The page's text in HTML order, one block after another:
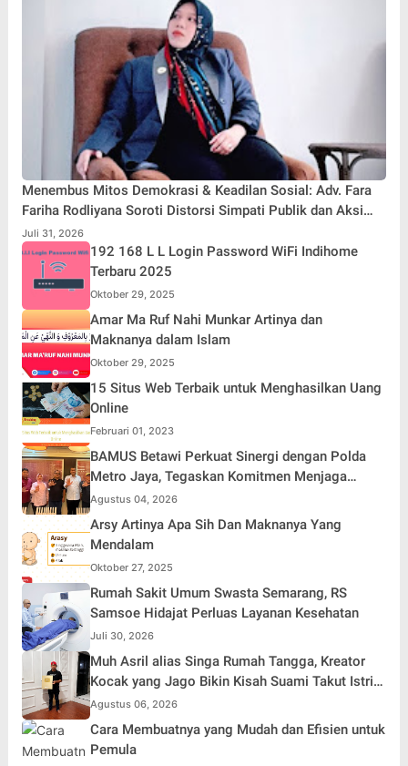
Menembus Mitos Demokrasi & Keadilan Sosial: Adv. Fara
Fariha Rodliyana Soroti Distorsi Simpati Publik dan Aksi
Main Hakim Sendiri
Juli 31, 2026
192 168 L L Login Password WiFi Indihome
Terbaru 2025
Oktober 29, 2025
Amar Ma Ruf Nahi Munkar Artinya dan
Maknanya dalam Islam
Oktober 29, 2025
15 Situs Web Terbaik untuk Menghasilkan Uang
Online
Februari 01, 2023
BAMUS Betawi Perkuat Sinergi dengan Polda
Metro Jaya, Tegaskan Komitmen Menjaga
Jakarta Aman, Damai, dan Kondusif Jelang HUT
ke-81 Republik Indonesia
Agustus 04, 2026
Arsy Artinya Apa Sih Dan Maknanya Yang
Mendalam
Oktober 27, 2025
Rumah Sakit Umum Swasta Semarang, RS
Samsoe Hidajat Perluas Layanan Kesehatan
Juli 30, 2026
Muh Asril alias Singa Rumah Tangga, Kreator
Kocak yang Jago Bikin Kisah Suami Takut Istri
Jadi Hiburan
Agustus 06, 2026
Cara Membuatnya yang Mudah dan Efisien untuk
Pemula